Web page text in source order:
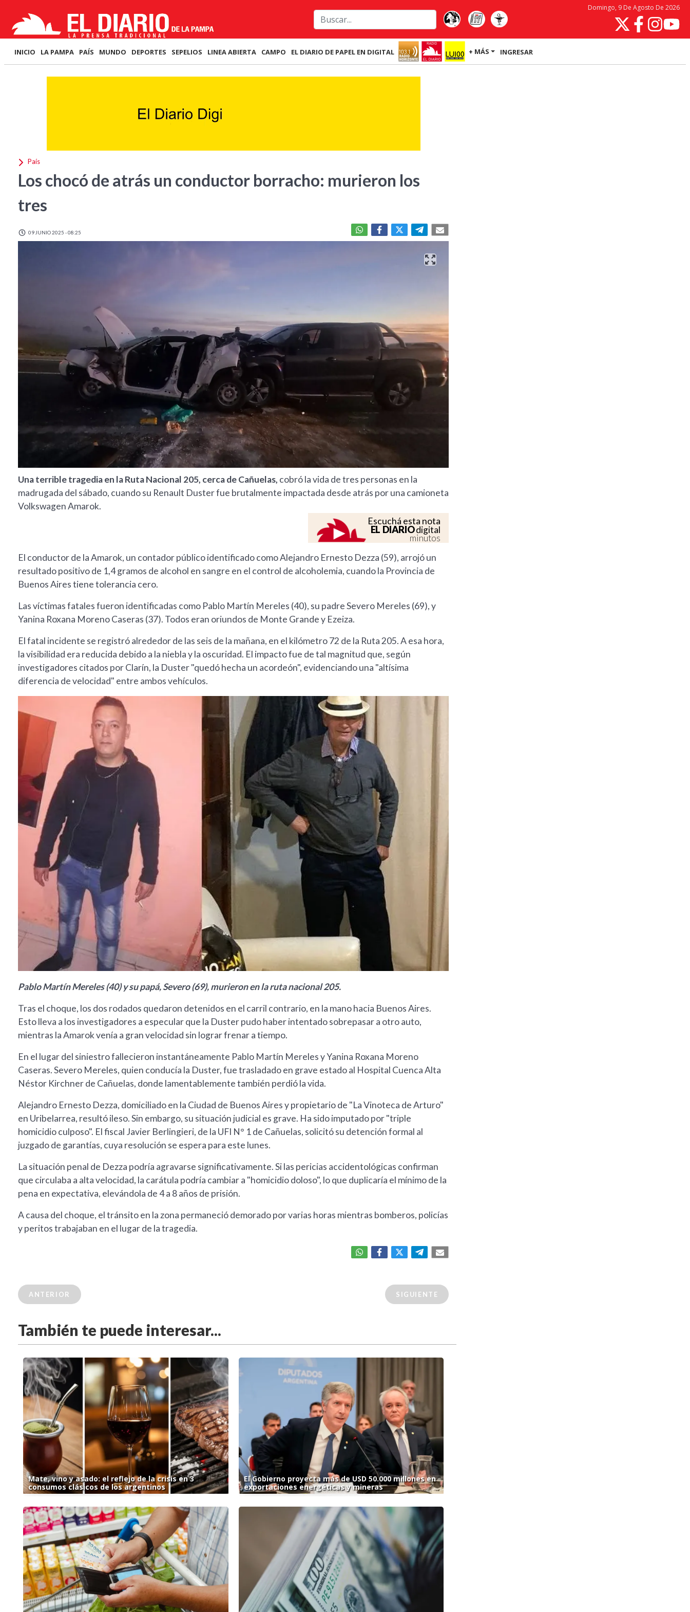
Domingo, 9 De Agosto De 2026
INICIO LA PAMPA PAÍS MUNDO DEPORTES SEPELIOS LINEA ABIERTA CAMPO EL DIARIO DE PAPEL EN DIGITAL + MÁS INGRESAR
País
Los chocó de atrás un conductor borracho: murieron los
tres
09 JUNIO 2025 - 08:25
Una terrible tragedia en la Ruta Nacional 205, cerca de Cañuelas, cobró la vida de tres personas en la
madrugada del sábado, cuando su Renault Duster fue brutalmente impactada desde atrás por una camioneta
Volkswagen Amarok.
Escuchá esta nota
EL DIARIOdigital
minutos
El conductor de la Amarok, un contador público identificado como Alejandro Ernesto Dezza (59), arrojó un
resultado positivo de 1,4 gramos de alcohol en sangre en el control de alcoholemia, cuando la Provincia de
Buenos Aires tiene tolerancia cero.
Las víctimas fatales fueron identificadas como Pablo Martín Mereles (40), su padre Severo Mereles (69), y
Yanina Roxana Moreno Caseras (37). Todos eran oriundos de Monte Grande y Ezeiza.
El fatal incidente se registró alrededor de las seis de la mañana, en el kilómetro 72 de la Ruta 205. A esa hora,
la visibilidad era reducida debido a la niebla y la oscuridad. El impacto fue de tal magnitud que, según
investigadores citados por Clarín, la Duster "quedó hecha un acordeón", evidenciando una "altísima
diferencia de velocidad" entre ambos vehículos.
Pablo Martín Mereles (40) y su papá, Severo (69), murieron en la ruta nacional 205.
Tras el choque, los dos rodados quedaron detenidos en el carril contrario, en la mano hacia Buenos Aires.
Esto lleva a los investigadores a especular que la Duster pudo haber intentado sobrepasar a otro auto,
mientras la Amarok venía a gran velocidad sin lograr frenar a tiempo.
En el lugar del siniestro fallecieron instantáneamente Pablo Martín Mereles y Yanina Roxana Moreno
Caseras. Severo Mereles, quien conducía la Duster, fue trasladado en grave estado al Hospital Cuenca Alta
Néstor Kirchner de Cañuelas, donde lamentablemente también perdió la vida.
Alejandro Ernesto Dezza, domiciliado en la Ciudad de Buenos Aires y propietario de "La Vinoteca de Arturo"
en Uribelarrea, resultó ileso. Sin embargo, su situación judicial es grave. Ha sido imputado por "triple
homicidio culposo". El fiscal Javier Berlingieri, de la UFI N° 1 de Cañuelas, solicitó su detención formal al
juzgado de garantías, cuya resolución se espera para este lunes.
La situación penal de Dezza podría agravarse significativamente. Si las pericias accidentológicas confirman
que circulaba a alta velocidad, la carátula podría cambiar a "homicidio doloso", lo que duplicaría el mínimo de la
pena en expectativa, elevándola de 4 a 8 años de prisión.
A causa del choque, el tránsito en la zona permaneció demorado por varias horas mientras bomberos, policías
y peritos trabajaban en el lugar de la tragedia.
ANTERIOR SIGUIENTE
También te puede interesar...
Mate, vino y asado: el reflejo de la crisis en 3
consumos clásicos de los argentinos
El Gobierno proyecta más de USD 50.000 millones en
exportaciones energéticas y mineras